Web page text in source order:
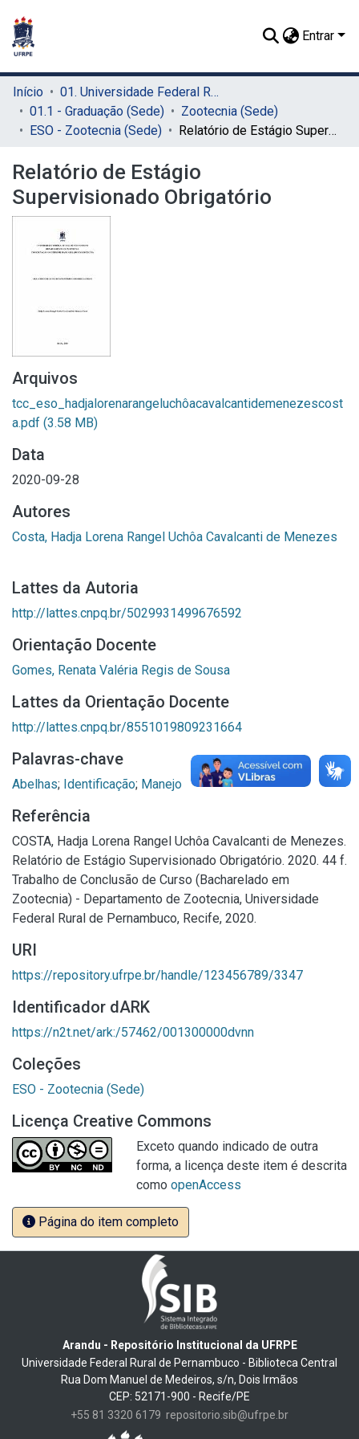
Entrar
Início
01. Universidade Federal Rural de Pernambuco - UFRPE (Sede)
01.1 - Graduação (Sede)
Zootecnia (Sede)
ESO - Zootecnia (Sede)
Relatório de Estágio Supervisionado Obrigatório
Relatório de Estágio
Supervisionado Obrigatório
Arquivos
tcc_eso_hadjalorenarangeluchôacavalcantidemenezescost
a.pdf (3.58 MB)
Data
2020-09-28
Autores
Costa, Hadja Lorena Rangel Uchôa Cavalcanti de Menezes
Lattes da Autoria
http://lattes.cnpq.br/5029931499676592
Orientação Docente
Gomes, Renata Valéria Regis de Sousa
Lattes da Orientação Docente
http://lattes.cnpq.br/8551019809231664
Palavras-chave
Abelhas; Identificação; Manejo
Referência
COSTA, Hadja Lorena Rangel Uchôa Cavalcanti de Menezes.
Relatório de Estágio Supervisionado Obrigatório. 2020. 44 f.
Trabalho de Conclusão de Curso (Bacharelado em
Zootecnia) - Departamento de Zootecnia, Universidade
Federal Rural de Pernambuco, Recife, 2020.
URI
https://repository.ufrpe.br/handle/123456789/3347
Identificador dARK
https://n2t.net/ark:/57462/001300000dvnn
Coleções
ESO - Zootecnia (Sede)
Licença Creative Commons
Exceto quando indicado de outra
forma, a licença deste item é descrita
como openAccess
Página do item completo
Arandu - Repositório Institucional da UFRPE
Universidade Federal Rural de Pernambuco - Biblioteca Central
Rua Dom Manuel de Medeiros, s/n, Dois Irmãos
CEP: 52171-900 - Recife/PE
+55 81 3320 6179 repositorio.sib@ufrpe.br